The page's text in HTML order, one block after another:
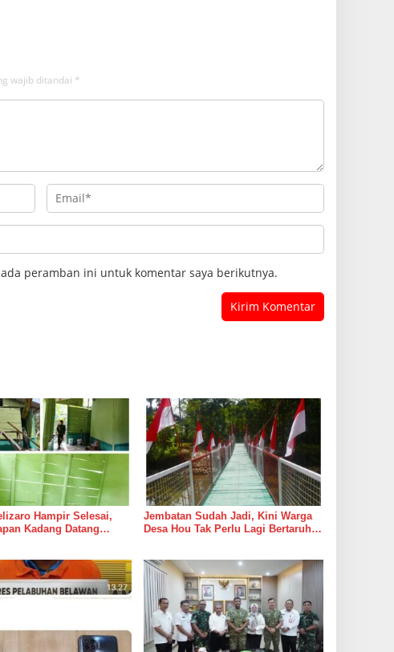
wajib ditandai *
peramban ini untuk komentar saya berikutnya.
Hampir Selesai,
Kadang Datang
Jembatan Sudah Jadi, Kini Warga
Desa Hou Tak Perlu Lagi Bertaruh